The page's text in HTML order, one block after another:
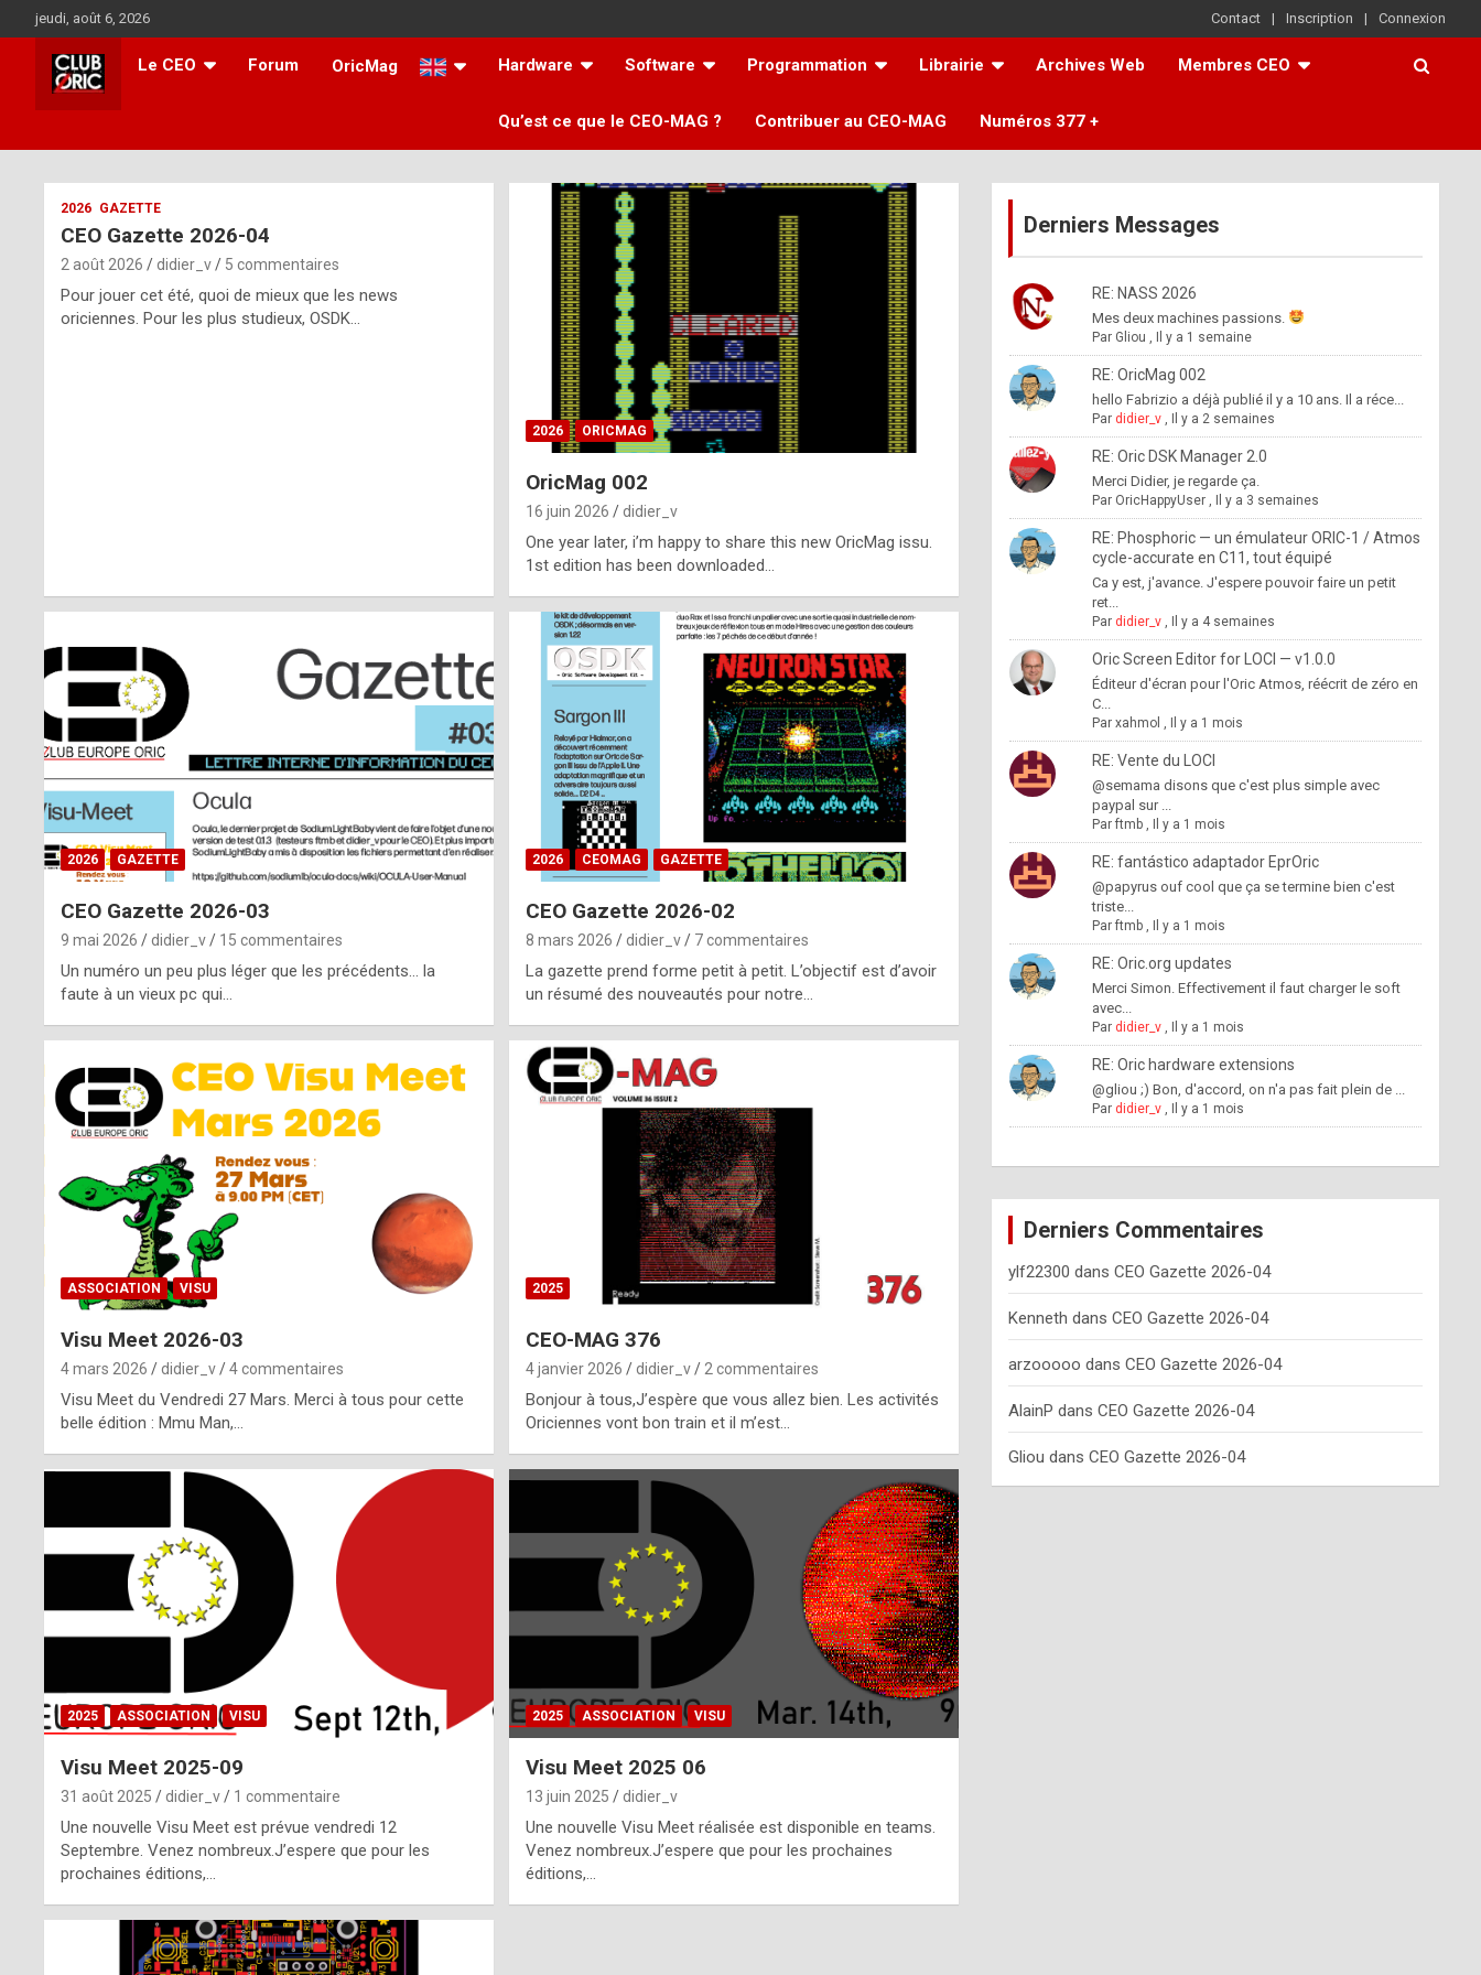
au
contenu
jeudi, août 6, 2026 Contact Inscription Connexion
Le CEO Forum OricMag Hardware Software Programmation Librairie Archives Web Membres CEO
Qu’est ce que le CEO-MAG ? Contribuer au CEO-MAG Numéros 377 +
ff
m
2026 GAZETTE
CEO Gazette 2026-04
2 août 2026 didier_v 5 commentaires
Pour jouer cet été, quoi de mieux que les news
oriciennes. Pour les plus studieux, OSDK…
2026 ORICMAG
OricMag 002
16 juin 2026 didier_v
One year later, i’m happy to share this new OricMag issu.
1st edition has been downloaded…
2026 GAZETTE
CEO Gazette 2026-03
9 mai 2026 didier_v 15 commentaires
Un numéro un peu plus léger que les précédents… la
faute à un vieux pc qui…
2026 CEOMAG GAZETTE
CEO Gazette 2026-02
8 mars 2026 didier_v 7 commentaires
La gazette prend forme petit à petit. L’objectif est d’avoir
un résumé des nouveautés pour notre…
ASSOCIATION VISU
Visu Meet 2026-03
4 mars 2026 didier_v 4 commentaires
Visu Meet du Vendredi 27 Mars. Merci à tous pour cette
belle édition : Mmu Man,…
2025
CEO-MAG 376
4 janvier 2026 didier_v 2 commentaires
Bonjour à tous,J’espère que vous allez bien. Les activités
Oriciennes vont bon train et il m’est…
2025 ASSOCIATION VISU
Visu Meet 2025-09
31 août 2025 didier_v 1 commentaire
Une nouvelle Visu Meet est prévue vendredi 12
Septembre. Venez nombreux.J’espere que pour les
prochaines éditions,…
2025 ASSOCIATION VISU
Visu Meet 2025 06
13 juin 2025 didier_v
Une nouvelle Visu Meet réalisée est disponible en teams.
Venez nombreux.J’espere que pour les prochaines
éditions,…
Derniers Messages
RE: NASS 2026
Mes deux machines passions.
Par Gliou , Il y a 1 semaine
RE: OricMag 002
hello Fabrizio a déjà publié il y a 10 ans. Il a réce...
Par didier_v, Il y a 2 semaines
RE: Oric DSK Manager 2.0
Merci Didier, je regarde ça.
Par OricHappyUser, Il y a 3 semaines
RE: Phosphoric — un émulateur ORIC-1 / Atmos
cycle-accurate en C11, tout équipé
Ca y est, j'avance. J'espere pouvoir faire un petit
ret...
Par didier_v, Il y a 4 semaines
Oric Screen Editor for LOCI — v1.0.0
Éditeur d'écran pour l'Oric Atmos, réécrit de zéro en
C...
Par xahmol , Il y a 1 mois
RE: Vente du LOCI
@semama disons que c'est plus simple avec
paypal sur ...
Par ftmb, Il y a 1 mois
RE: fantástico adaptador EprOric
@papyrus ouf cool que ça se termine bien c'est
triste...
Par ftmb, Il y a 1 mois
RE: Oric.org updates
Merci Simon. Effectivement il faut charger le soft
avec...
Par didier_v, Il y a 1 mois
RE: Oric hardware extensions
@gliou ;) Bon, d'accord, on n'a pas fait plein de ...
Par didier_v, Il y a 1 mois
Derniers Commentaires
ylf22300 dans CEO Gazette 2026-04
Kenneth dans CEO Gazette 2026-04
arzooooo dans CEO Gazette 2026-04
AlainP dans CEO Gazette 2026-04
Gliou dans CEO Gazette 2026-04